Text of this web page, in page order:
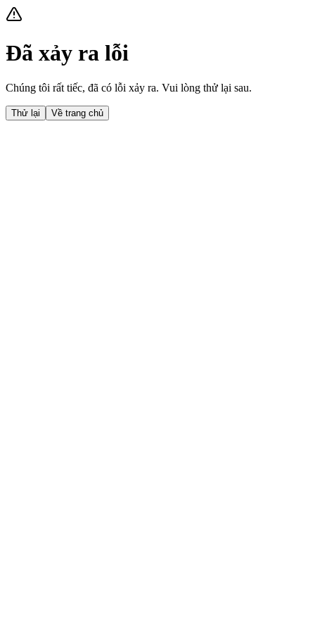
Đã xảy ra lỗi
Chúng tôi rất tiếc, đã có lỗi xảy ra. Vui lòng thử lại sau.
Thử lại Về trang chủ